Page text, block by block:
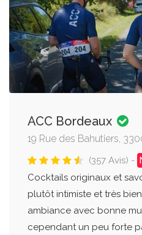
ACC Bordeaux
19 Rue des Bahutiers,
(357 Avis) -
Cocktails originaux et
plutôt intimiste et très
ambiance avec bonne
cependant un peu forte